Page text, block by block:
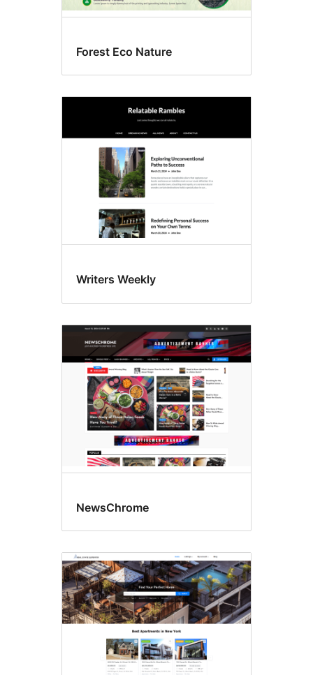
Forest Eco Nature
Writers Weekly
NewsChrome